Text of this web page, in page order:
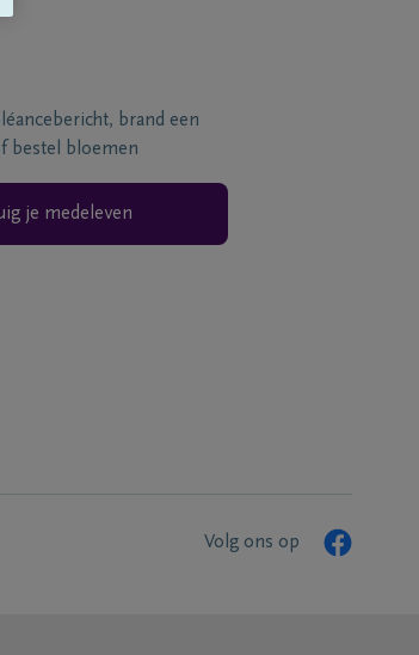
brand een
bestel bloemen
je medeleven
Volg ons op